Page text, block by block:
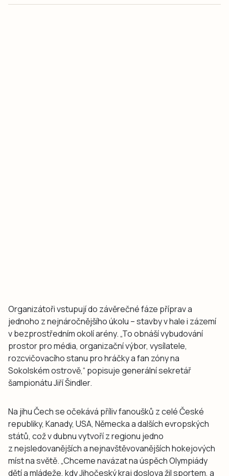
Organizátoři vstupují do závěrečné fáze příprav a
jednoho z nejnáročnějšího úkolu – stavby v hale i zázemí
v bezprostředním okolí arény. „To obnáší vybudování
prostor pro média, organizační výbor, vysílatele,
rozcvičovacího stanu pro hráčky a fan zóny na
Sokolském ostrově,“ popisuje generální sekretář
šampionátu Jiří Šindler.
Na jihu Čech se očekává příliv fanoušků z celé České
republiky, Kanady, USA, Německa a dalších evropských
států, což v dubnu vytvoří z regionu jedno
z nejsledovanějších a nejnavštěvovanějších hokejových
míst na světě. „Chceme navázat na úspěch Olympiády
dětí a mládeže, kdy Jihočeský kraj doslova žil sportem, a